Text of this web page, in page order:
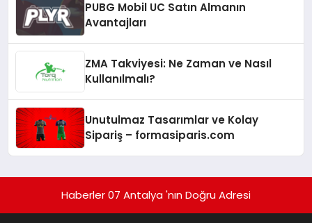
PUBG Mobil UC Satın Almanın
Avantajları
ZMA Takviyesi: Ne Zaman ve Nasıl
Kullanılmalı?
Unutulmaz Tasarımlar ve Kolay
Sipariş – formasiparis.com
Haberler 07 Antalya 'nın Doğru Adresi